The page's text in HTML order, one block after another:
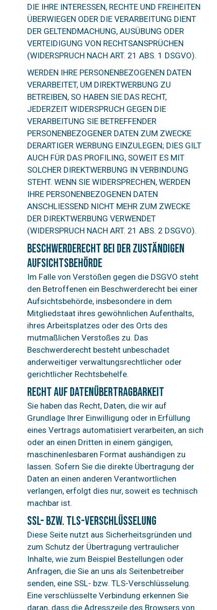
DIE IHRE INTERESSEN, RECHTE UND FREIHEITEN
ÜBERWIEGEN ODER DIE VERARBEITUNG DIENT
DER GELTENDMACHUNG, AUSÜBUNG ODER
VERTEIDIGUNG VON RECHTSANSPRÜCHEN
(WIDERSPRUCH NACH ART. 21 ABS. 1 DSGVO).
WERDEN IHRE PERSONENBEZOGENEN DATEN
VERARBEITET, UM DIREKTWERBUNG ZU
BETREIBEN, SO HABEN SIE DAS RECHT,
JEDERZEIT WIDERSPRUCH GEGEN DIE
VERARBEITUNG SIE BETREFFENDER
PERSONENBEZOGENER DATEN ZUM ZWECKE
DERARTIGER WERBUNG EINZULEGEN; DIES GILT
AUCH FÜR DAS PROFILING, SOWEIT ES MIT
SOLCHER DIREKTWERBUNG IN VERBINDUNG
STEHT. WENN SIE WIDERSPRECHEN, WERDEN
IHRE PERSONENBEZOGENEN DATEN
ANSCHLIESSEND NICHT MEHR ZUM ZWECKE
DER DIREKTWERBUNG VERWENDET
(WIDERSPRUCH NACH ART. 21 ABS. 2 DSGVO).
Beschwerde­recht bei der zuständigen
Aufsichts­behörde
Im Falle von Verstößen gegen die DSGVO steht
den Betroffenen ein Beschwerderecht bei einer
Aufsichtsbehörde, insbesondere in dem
Mitgliedstaat ihres gewöhnlichen Aufenthalts,
ihres Arbeitsplatzes oder des Orts des
mutmaßlichen Verstoßes zu. Das
Beschwerderecht besteht unbeschadet
anderweitiger verwaltungsrechtlicher oder
gerichtlicher Rechtsbehelfe.
Recht auf Daten­übertrag­barkeit
Sie haben das Recht, Daten, die wir auf
Grundlage Ihrer Einwilligung oder in Erfüllung
eines Vertrags automatisiert verarbeiten, an sich
oder an einen Dritten in einem gängigen,
maschinenlesbaren Format aushändigen zu
lassen. Sofern Sie die direkte Übertragung der
Daten an einen anderen Verantwortlichen
verlangen, erfolgt dies nur, soweit es technisch
machbar ist.
SSL- bzw. TLS-Verschlüsselung
Diese Seite nutzt aus Sicherheitsgründen und
zum Schutz der Übertragung vertraulicher
Inhalte, wie zum Beispiel Bestellungen oder
Anfragen, die Sie an uns als Seitenbetreiber
senden, eine SSL- bzw. TLS-Verschlüsselung.
Eine verschlüsselte Verbindung erkennen Sie
daran, dass die Adresszeile des Browsers von